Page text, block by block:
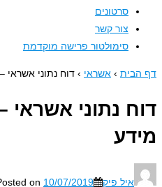
סרטונים
צור קשר
סימולטור פרישה מוקדמת
› אשראי › דוח נתוני אשראי – איך
נתוני אשראי –
איל פיק Posted on10/07/2019